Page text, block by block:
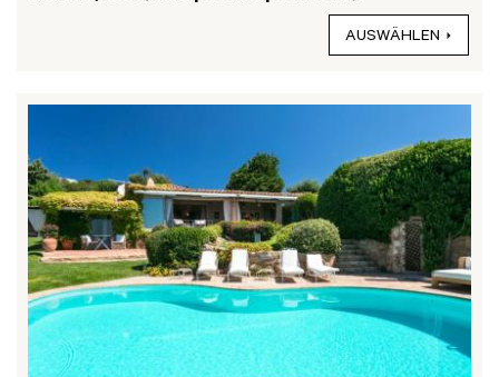
AUSWÄHLEN